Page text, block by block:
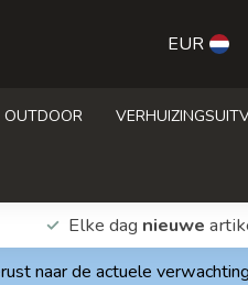
EUR
OUTDOOR
Elke dag nieuwe
naar de actuele